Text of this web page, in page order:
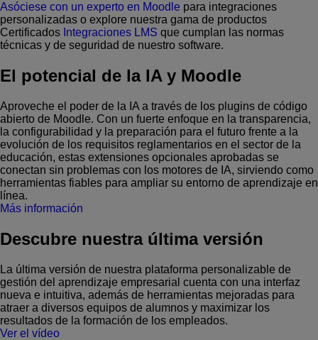
Asóciese con un experto en Moodle para integraciones
personalizadas o explore nuestra gama de productos
Certificados Integraciones LMS que cumplan las normas
técnicas y de seguridad de nuestro software.
El potencial de la IA y Moodle
Aproveche el poder de la IA a través de los plugins de código
abierto de Moodle. Con un fuerte enfoque en la transparencia,
la configurabilidad y la preparación para el futuro frente a la
evolución de los requisitos reglamentarios en el sector de la
educación, estas extensiones opcionales aprobadas se
conectan sin problemas con los motores de IA, sirviendo como
herramientas fiables para ampliar su entorno de aprendizaje en
línea.
Más información
Descubre nuestra última versión
La última versión de nuestra plataforma personalizable de
gestión del aprendizaje empresarial cuenta con una interfaz
nueva e intuitiva, además de herramientas mejoradas para
atraer a diversos equipos de alumnos y maximizar los
resultados de la formación de los empleados.
Ver el vídeo